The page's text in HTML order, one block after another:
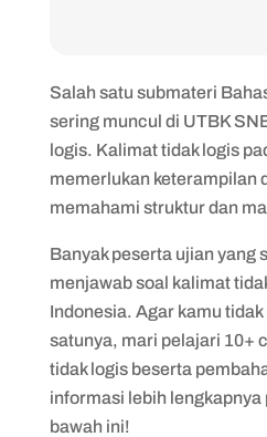
8. Contoh Soal
Salah satu submateri
sering muncul di UTBK
logis. Kalimat tidak logis
memerlukan keterampilan
memahami struktur dan
Banyak peserta ujian yang
menjawab soal kalimat
Indonesia. Agar kamu
satunya, mari pelajari 10+
tidak logis beserta
informasi lebih lengkapnya
bawah ini!